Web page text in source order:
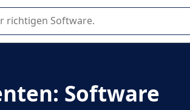
von SaaS-Software in Unternehmen.
Software